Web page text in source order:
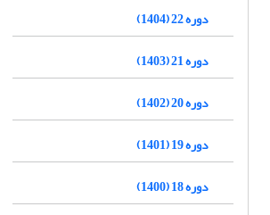
دوره 22 (1404)
دوره 21 (1403)
دوره 20 (1402)
دوره 19 (1401)
دوره 18 (1400)